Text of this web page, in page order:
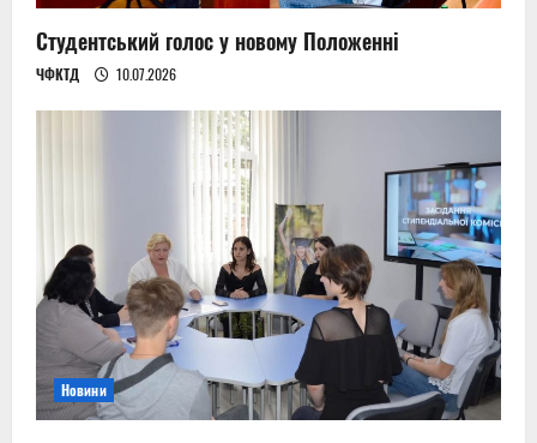
Студентський голос у новому Положенні
ЧФКТД 10.07.2026
Новини